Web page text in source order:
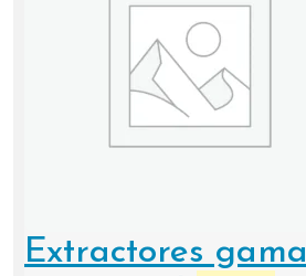
Extractores gama